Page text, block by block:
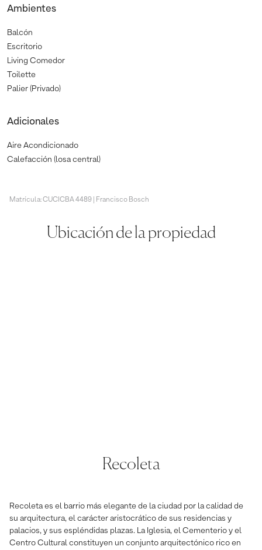
Ambientes
Balcón
Escritorio
Living Comedor
Toilette
Palier (Privado)
Adicionales
Aire Acondicionado
Calefacción (losa central)
Matrícula: CUCICBA 4489 | Francisco Bosch
Ubicación de la propiedad
Recoleta
Recoleta es el barrio más elegante de la ciudad por la calidad de
su arquitectura, el carácter aristocrático de sus residencias y
palacios, y sus espléndidas plazas. La Iglesia, el Cementerio y el
Centro Cultural constituyen un conjunto arquitectónico rico en